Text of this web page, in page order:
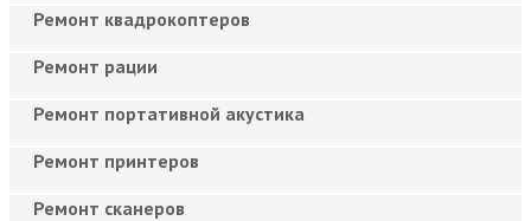
Ремонт квадрокоптеров
Ремонт рации
Ремонт портативной акустика
Ремонт принтеров
Ремонт сканеров